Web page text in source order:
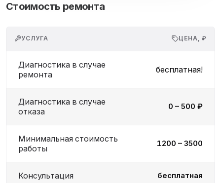
Стоимость ремонта
УСЛУГА ЦЕНА, ₽
Диагностика в случае
ремонта
бесплатная!
Диагностика в случае
отказа
0 – 500 ₽
Минимальная стоимость
работы
1200 – 3500
Консультация бесплатная